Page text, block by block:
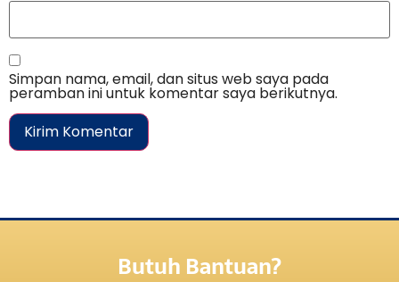
Simpan nama, email, dan situs web saya pada
peramban ini untuk komentar saya berikutnya.
Butuh Bantuan?